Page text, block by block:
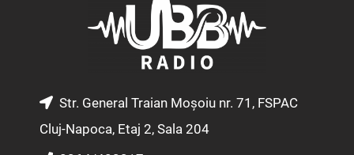
m
o
k
e
Str. General Traian Moșoiu nr. 71, FSPAC
Cluj-Napoca, Etaj 2, Sala 204